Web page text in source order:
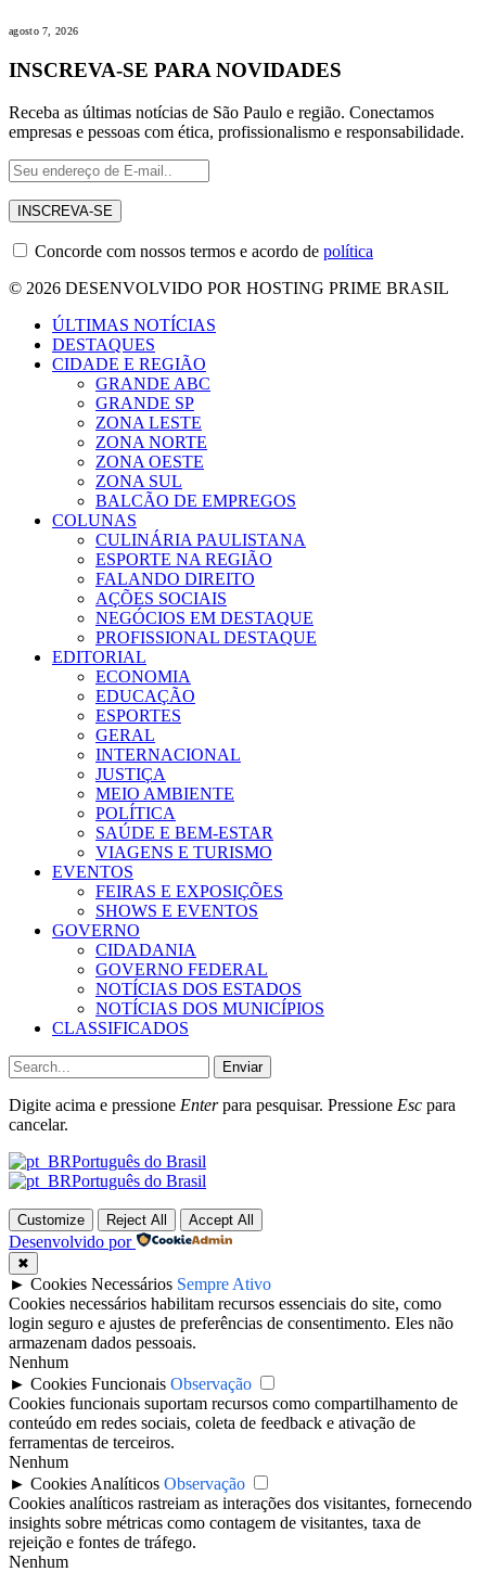
agosto 7, 2026
INSCREVA-SE PARA NOVIDADES
Receba as últimas notícias de São Paulo e região. Conectamos
empresas e pessoas com ética, profissionalismo e responsabilidade.
Concorde com nossos termos e acordo de política
© 2026 DESENVOLVIDO POR HOSTING PRIME BRASIL
ÚLTIMAS NOTÍCIAS
DESTAQUES
CIDADE E REGIÃO
GRANDE ABC
GRANDE SP
ZONA LESTE
ZONA NORTE
ZONA OESTE
ZONA SUL
BALCÃO DE EMPREGOS
COLUNAS
CULINÁRIA PAULISTANA
ESPORTE NA REGIÃO
FALANDO DIREITO
AÇÕES SOCIAIS
NEGÓCIOS EM DESTAQUE
PROFISSIONAL DESTAQUE
EDITORIAL
ECONOMIA
EDUCAÇÃO
ESPORTES
GERAL
INTERNACIONAL
JUSTIÇA
MEIO AMBIENTE
POLÍTICA
SAÚDE E BEM-ESTAR
VIAGENS E TURISMO
EVENTOS
FEIRAS E EXPOSIÇÕES
SHOWS E EVENTOS
GOVERNO
CIDADANIA
GOVERNO FEDERAL
NOTÍCIAS DOS ESTADOS
NOTÍCIAS DOS MUNICÍPIOS
CLASSIFICADOS
Enviar
Digite acima e pressione Enterpara pesquisar. Pressione Esc para
cancelar.
Português do Brasil
Português do Brasil
Customize Reject All Accept All
Desenvolvido por
✖
► Cookies Necessários Sempre Ativo
Cookies necessários habilitam recursos essenciais do site, como
login seguro e ajustes de preferências de consentimento. Eles não
armazenam dados pessoais.
Nenhum
► Cookies Funcionais Observação
Cookies funcionais suportam recursos como compartilhamento de
conteúdo em redes sociais, coleta de feedback e ativação de
ferramentas de terceiros.
Nenhum
► Cookies Analíticos Observação
Cookies analíticos rastreiam as interações dos visitantes, fornecendo
insights sobre métricas como contagem de visitantes, taxa de
rejeição e fontes de tráfego.
Nenhum